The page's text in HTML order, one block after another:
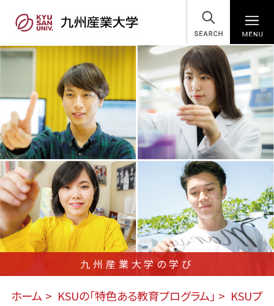
SEARCH
九州産業大学の学び
ホーム KSUの「特色ある教育プログラム」
KSUプ